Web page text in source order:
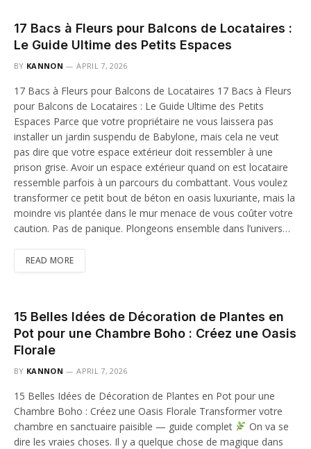
17 Bacs à Fleurs pour Balcons de Locataires :
Le Guide Ultime des Petits Espaces
BY KANNON APRIL 7, 2026
17 Bacs à Fleurs pour Balcons de Locataires 17 Bacs à Fleurs
pour Balcons de Locataires : Le Guide Ultime des Petits
Espaces Parce que votre propriétaire ne vous laissera pas
installer un jardin suspendu de Babylone, mais cela ne veut
pas dire que votre espace extérieur doit ressembler à une
prison grise. Avoir un espace extérieur quand on est locataire
ressemble parfois à un parcours du combattant. Vous voulez
transformer ce petit bout de béton en oasis luxuriante, mais la
moindre vis plantée dans le mur menace de vous coûter votre
caution. Pas de panique. Plongeons ensemble dans l’univers…
READ MORE
15 Belles Idées de Décoration de Plantes en
Pot pour une Chambre Boho : Créez une Oasis
Florale
BY KANNON APRIL 7, 2026
15 Belles Idées de Décoration de Plantes en Pot pour une
Chambre Boho : Créez une Oasis Florale Transformer votre
chambre en sanctuaire paisible — guide complet
On va se
dire les vraies choses. Il y a quelque chose de magique dans